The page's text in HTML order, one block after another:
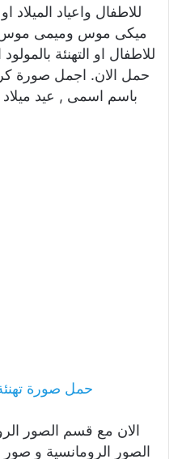
للاطفال واعياد الميلاد
ميكى موس وميمى موس
للاطفال او التهنئة
حمل الان. اجمل صورة كرت
باسم اسمى , عيد
حمل صورة
الان مع قسم الصور
الصور الرومانسية و